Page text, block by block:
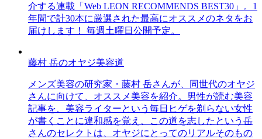
介する連載「Web LEON RECOMMENDS BEST30」。1
年間で計30本に厳選された最高にオススメのネタをお
届けします！ 毎週土曜日公開予定。
藤村 岳のオヤジ美容道
メンズ美容の研究家・藤村 岳さんが、同世代のオヤジ
さんに向けて、オススメ美容を紹介。男性が読む美容
記事を、美容ライターという毎日ヒゲを剃らない女性
が書くことに違和感を覚え、この道を志したという岳
さんのセレクトは、オヤジにとってのリアルそのもの